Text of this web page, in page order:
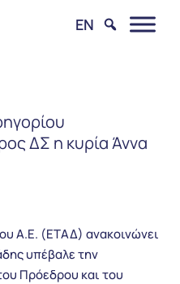
EN
ΔΣ η κυρία Άννα
Α.Ε. (ΕΤΑΔ) ανακοινώνει
υπέβαλε την
Πρόεδρου και του